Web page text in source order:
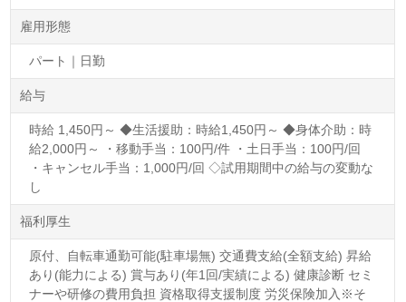
雇用形態
パート｜日勤
給与
時給 1,450円～ ◆生活援助：時給1,450円～ ◆身体介助：時
給2,000円～ ・移動手当：100円/件 ・土日手当：100円/回
・キャンセル手当：1,000円/回 ◇試用期間中の給与の変動な
し
福利厚生
原付、自転車通勤可能(駐車場無) 交通費支給(全額支給) 昇給
あり(能力による) 賞与あり(年1回/実績による) 健康診断 セミ
ナーや研修の費用負担 資格取得支援制度 労災保険加入※そ